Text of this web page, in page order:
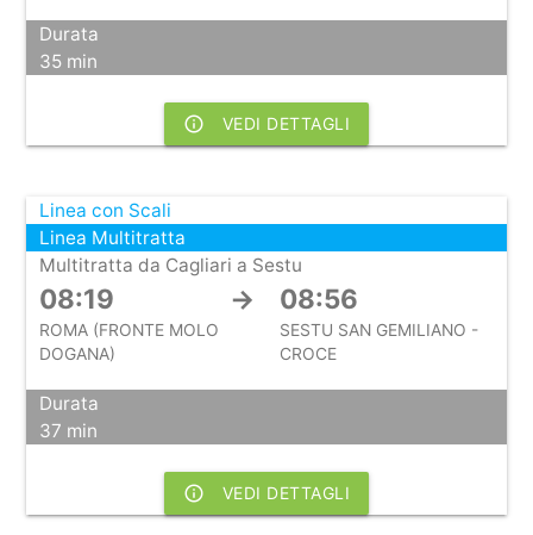
Durata
35 min
info_outline VEDI DETTAGLI
Linea con Scali
Linea Multitratta
Multitratta da Cagliari a Sestu
08:19 → 08:56
ROMA (FRONTE MOLO
DOGANA)
SESTU SAN GEMILIANO -
CROCE
Durata
37 min
info_outline VEDI DETTAGLI